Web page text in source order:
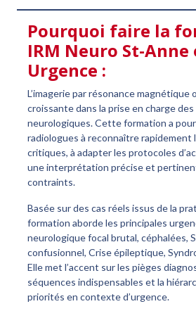
Pourquoi faire la
IRM Neuro St-Anne
Urgence :
L’imagerie par résonance magnétique
croissante dans la prise en charge
neurologiques. Cette formation a
radiologues à reconnaître rapidement
critiques, à adapter les protocoles
une interprétation précise et
contraints.
Basée sur des cas réels issus de la
formation aborde les principales
neurologique focal brutal, céphalées,
confusionnel, Crise épileptique,
Elle met l’accent sur les pièges
séquences indispensables et la
priorités en contexte d’urgence.